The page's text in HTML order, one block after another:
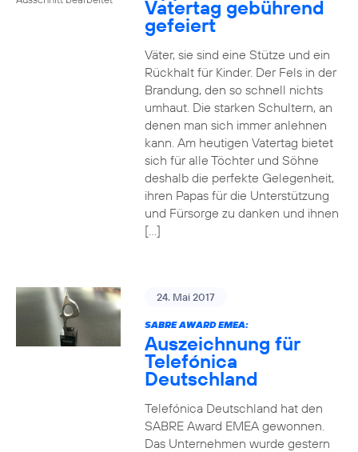
Vatertag gebührend
gefeiert
Väter, sie sind eine Stütze und ein
Rückhalt für Kinder. Der Fels in der
Brandung, den so schnell nichts
umhaut. Die starken Schultern, an
denen man sich immer anlehnen
kann. Am heutigen Vatertag bietet
sich für alle Töchter und Söhne
deshalb die perfekte Gelegenheit,
ihren Papas für die Unterstützung
und Fürsorge zu danken und ihnen
[…]
24. Mai 2017
SABRE AWARD EMEA:
Auszeichnung für
Telefónica
Deutschland
Telefónica Deutschland hat den
SABRE Award EMEA gewonnen.
Das Unternehmen wurde gestern